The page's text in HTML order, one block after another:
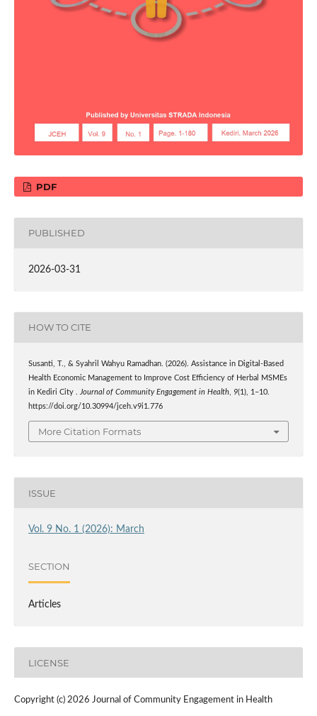
PDF
PUBLISHED
2026-03-31
HOW TO CITE
Susanti, T., & Syahril Wahyu Ramadhan. (2026). Assistance in Digital-Based
Health Economic Management to Improve Cost Efficiency of Herbal MSMEs
in Kediri City .
Journal of Community Engagement in Health, 9(1), 1–10.
https://doi.org/10.30994/jceh.v9i1.776
More Citation Formats
ISSUE
Vol. 9 No. 1 (2026): March
SECTION
Articles
LICENSE
Copyright (c) 2026 Journal of Community Engagement in Health